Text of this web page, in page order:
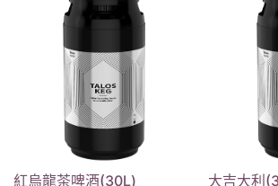
紅烏龍茶啤酒(30L) 大吉大利